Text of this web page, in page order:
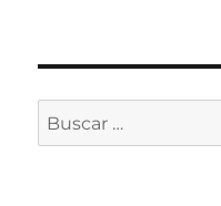
Buscar
por: